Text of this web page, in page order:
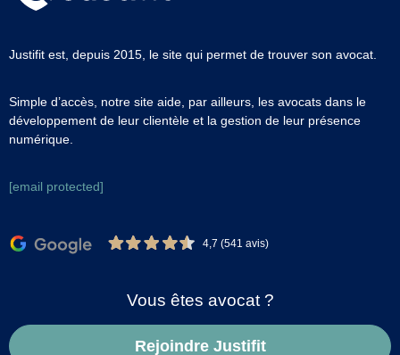
Justifit est, depuis 2015, le site qui permet de trouver son avocat.
Simple d’accès, notre site aide, par ailleurs, les avocats dans le
développement de leur clientèle et la gestion de leur présence
numérique.
[email protected]
4,7 (541 avis)
Vous êtes avocat ?
Rejoindre Justifit